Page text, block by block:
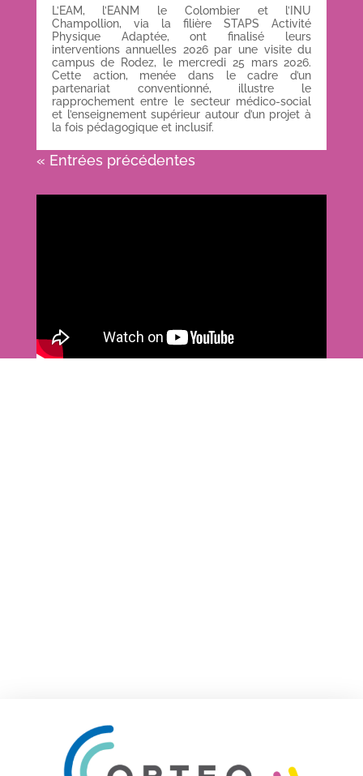
L’EAM, l’EANM le Colombier et l’INU
Champollion, via la filière STAPS Activité
Physique Adaptée, ont finalisé leurs
interventions annuelles 2026 par une visite du
campus de Rodez, le mercredi 25 mars 2026.
Cette action, menée dans le cadre d’un
partenariat conventionné, illustre le
rapprochement entre le secteur médico-social
et l’enseignement supérieur autour d’un projet à
la fois pédagogique et inclusif.
« Entrées précédentes